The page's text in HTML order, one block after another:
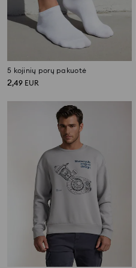
5 kojinių porų pakuotė
2,49 EUR